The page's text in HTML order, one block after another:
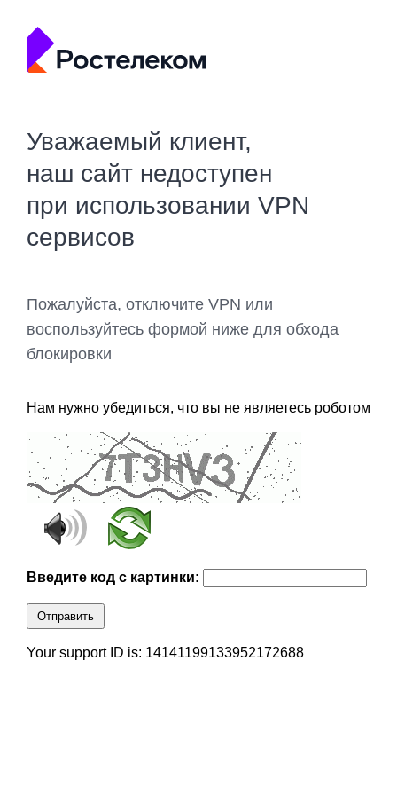
Уважаемый клиент,
наш сайт недоступен
при использовании VPN
сервисов
Пожалуйста, отключите VPN или
воспользуйтесь формой ниже для обхода
блокировки
Нам нужно убедиться, что вы не являетесь роботом
Введите код с картинки:
Отправить
Your support ID is: 14141199133952172688